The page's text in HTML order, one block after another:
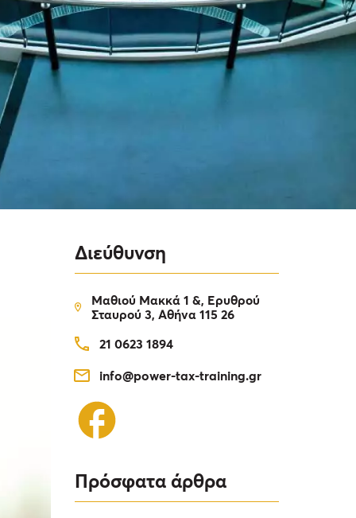
Διεύθυνση
Μαθιού Μακκά 1 &, Ερυθρού
Σταυρού 3, Αθήνα 115 26
21 0623 1894
info@power-tax-training.gr
Πρόσφατα άρθρα